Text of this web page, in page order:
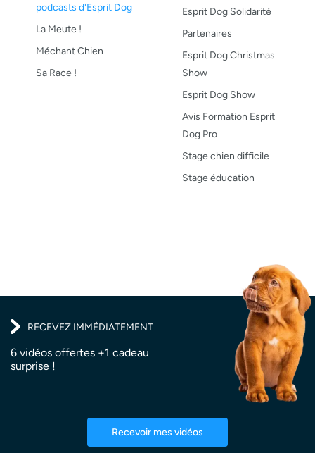
podcasts d'Esprit Dog
La Meute !
Méchant Chien
Sa Race !
Esprit Dog Solidarité
Partenaires
Esprit Dog Christmas
Show
Esprit Dog Show
Avis Formation Esprit
Dog Pro
Stage chien difficile
Stage éducation
RECEVEZ IMMÉDIATEMENT
6 vidéos offertes +1 cadeau
surprise !
Recevoir mes vidéos